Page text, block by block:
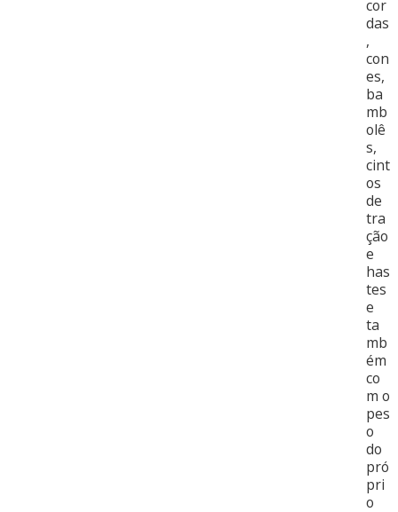
cor
das
,
con
es,
ba
mb
olê
s,
cint
os
de
tra
ção
e
has
tes
e
ta
mb
ém
co
m o
pes
o
do
pró
pri
o